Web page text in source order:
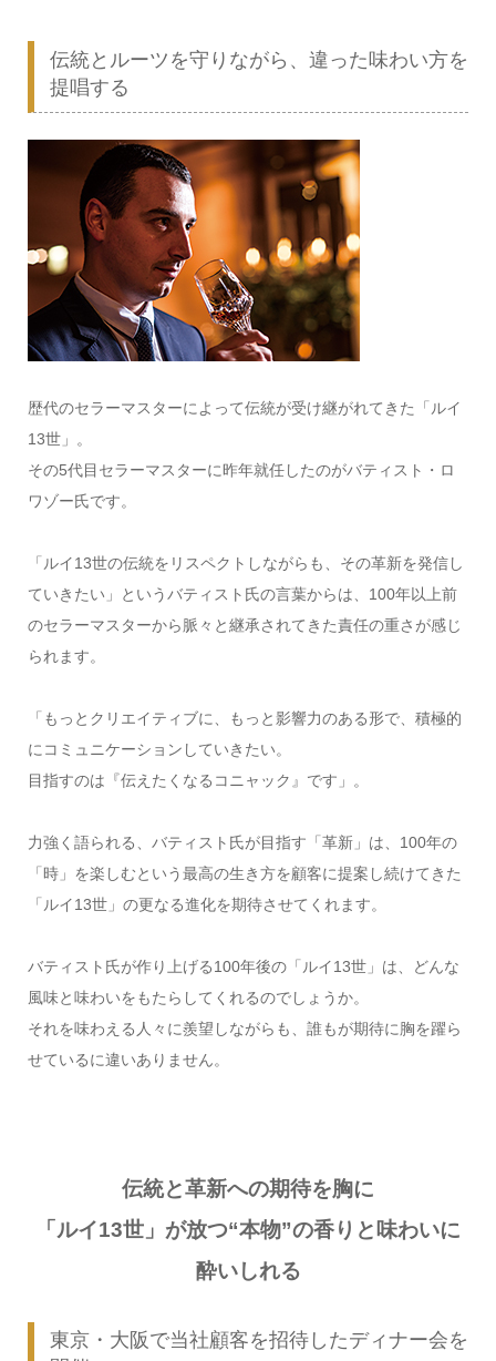
伝統とルーツを守りながら、違った味わい方を
提唱する
歴代のセラーマスターによって伝統が受け継がれてきた「ルイ
13世」。
その5代目セラーマスターに昨年就任したのがバティスト・ロ
ワゾー氏です。
「ルイ13世の伝統をリスペクトしながらも、その革新を発信し
ていきたい」というバティスト氏の言葉からは、100年以上前
のセラーマスターから脈々と継承されてきた責任の重さが感じ
られます。
「もっとクリエイティブに、もっと影響力のある形で、積極的
にコミュニケーションしていきたい。
目指すのは『伝えたくなるコニャック』です」。
力強く語られる、バティスト氏が目指す「革新」は、100年の
「時」を楽しむという最高の生き方を顧客に提案し続けてきた
「ルイ13世」の更なる進化を期待させてくれます。
バティスト氏が作り上げる100年後の「ルイ13世」は、どんな
風味と味わいをもたらしてくれるのでしょうか。
それを味わえる人々に羨望しながらも、誰もが期待に胸を躍ら
せているに違いありません。
伝統と革新への期待を胸に
「ルイ13世」が放つ“本物”の香りと味わいに
酔いしれる
東京・大阪で当社顧客を招待したディナー会を